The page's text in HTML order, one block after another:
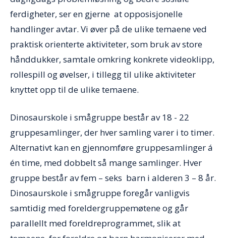
ferdigheter, ser en gjerne at opposisjonelle
handlinger avtar. Vi øver på de ulike temaene ved
praktisk orienterte aktiviteter, som bruk av store
hånddukker, samtale omkring konkrete videoklipp,
rollespill og øvelser, i tillegg til ulike aktiviteter
knyttet opp til de ulike temaene.
Dinosaurskole i smågruppe består av 18 - 22
gruppesamlinger, der hver samling varer i to timer.
Alternativt kan en gjennomføre gruppesamlinger á
én time, med dobbelt så mange samlinger. Hver
gruppe består av fem – seks barn i alderen 3 – 8 år.
Dinosaurskole i smågruppe foregår vanligvis
samtidig med foreldergruppemøtene og går
parallellt med foreldreprogrammet, slik at